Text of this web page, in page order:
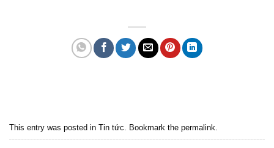
This entry was posted in Tin tức . Bookmark the permalink